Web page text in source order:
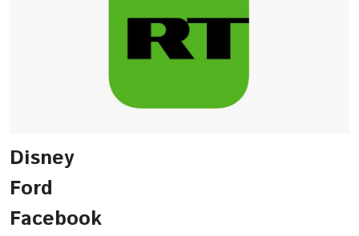
Disney
Ford
Facebook